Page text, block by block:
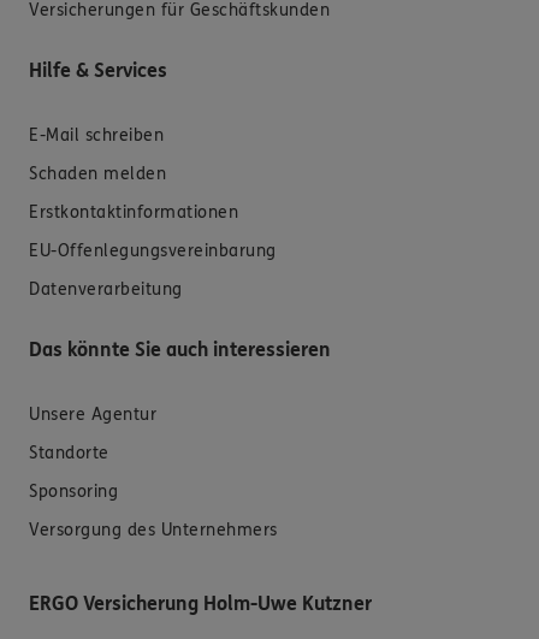
Versicherungen für Geschäftskunden
Hilfe & Services
E-Mail schreiben
Schaden melden
Erstkontaktinformationen
EU-Offenlegungsvereinbarung
Datenverarbeitung
Das könnte Sie auch interessieren
Unsere Agentur
Standorte
Sponsoring
Versorgung des Unternehmers
ERGO Versicherung Holm-Uwe Kutzner